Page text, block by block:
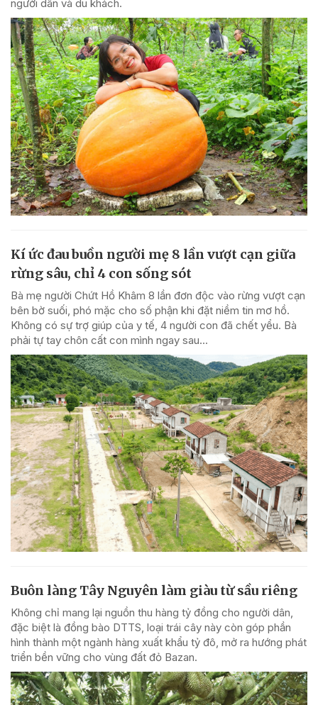
người dân và du khách.
Kí ức đau buồn người mẹ 8 lần vượt cạn giữa
rừng sâu, chỉ 4 con sống sót
Bà mẹ người Chứt Hồ Khâm 8 lần đơn độc vào rừng vượt cạn
bên bờ suối, phó mặc cho số phận khi đặt niềm tin mơ hồ.
Không có sự trợ giúp của y tế, 4 người con đã chết yểu. Bà
phải tự tay chôn cất con mình ngay sau...
Buôn làng Tây Nguyên làm giàu từ sầu riêng
Không chỉ mang lại nguồn thu hàng tỷ đồng cho người dân,
đặc biệt là đồng bào DTTS, loại trái cây này còn góp phần
hình thành một ngành hàng xuất khẩu tỷ đô, mở ra hướng phát
triển bền vững cho vùng đất đỏ Bazan.